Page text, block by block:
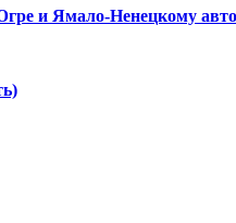
и Ямало-Ненецкому